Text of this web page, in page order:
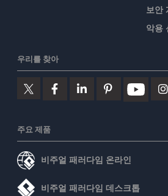
보안
악용
우리를 찾아
주요 제품
비주얼 패러다임 온라인
비주얼 패러다임 데스크톱